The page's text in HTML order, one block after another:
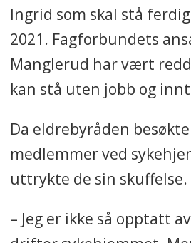
Ingrid som skal stå
2021. Fagforbundets
Manglerud har vært
kan stå uten jobb og
Da eldrebyråden
medlemmer ved
uttrykte de sin skuffelse.
– Jeg er ikke så opptatt